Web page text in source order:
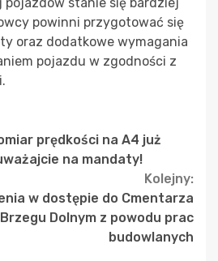
powinni przygotować się
oraz dodatkowe wymagania
pojazdu w zgodności z
prędkości na A4 już
na mandaty!
Kolejny:
w dostępie do Cmentarza
Dolnym z powodu prac
budowlanych